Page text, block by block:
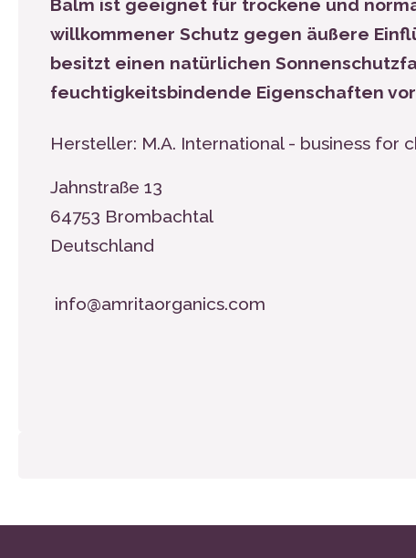
Balm ist geeignet für trockene und
willkommener Schutz gegen äußere
besitzt einen natürlichen
feuchtigkeitsbindende Eigenschaften
Hersteller: M.A. International - business for
Jahnstraße 13
64753 Brombachtal
Deutschland
info@amritaorganics.com